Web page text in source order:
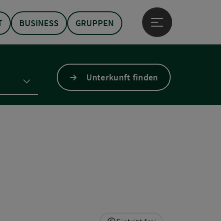
BUSINESS GRUPPEN
Hauptmenü öffnen
Unterkunft finden